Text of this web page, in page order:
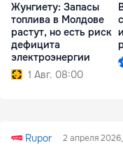
Жунгиету: Запасы
топлива в Молдове
растут, но есть риск
дефицита
электроэнергии
1 Авг. 08:00
Rupor 2 апреля